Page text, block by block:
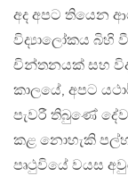
අද අපට තියෙන
විද්‍යාලෝකය බිහි
චින්තනයක් සහ
කාලයේ, අපට
පැවරී තිබුණේ
කළ නොහැකි
පෘථුවියේ වයස